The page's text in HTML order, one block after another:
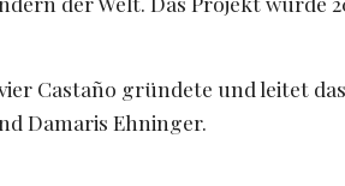
Castaño gründete und leitet
Damaris Ehninger.